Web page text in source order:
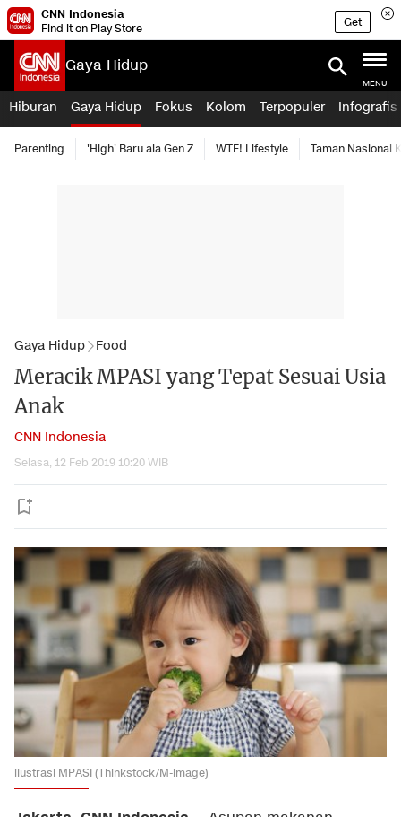
CNN Indonesia
Find it on Play Store
Get
Gaya Hidup
MENU
Hiburan Gaya Hidup Fokus Kolom Terpopuler Infografis
Parenting 'High' Baru ala Gen Z WTF! Lifestyle Taman Nasional
Gaya Hidup Food
Meracik MPASI yang Tepat Sesuai Usia
Anak
CNN Indonesia
Selasa, 12 Feb 2019 10:20 WIB
ilustrasi MPASI (Thinkstock/M-image)